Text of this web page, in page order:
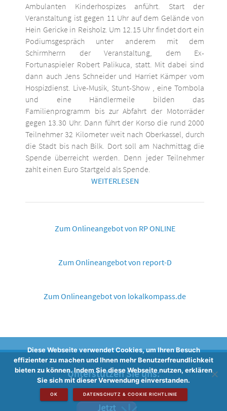
Ambulanten Kinderhospizes anführt. Start der
Veranstaltung ist gegen 11 Uhr auf dem Gelände von
Hein Gericke in Reisholz. Um 12.15 Uhr findet dort ein
Podiumsgespräch unter anderem mit dem
Schirmherrn der Veranstaltung, dem Ex-
Fortunaspieler Robert Palikuca, statt. Mit dabei sind
dann auch Jens Schneider und Harriet Kämper vom
Hospizdienst. Live-Musik, Stunt-Show , eine Tombola
und eine Händlermeile bilden das
Familienprogramm bis zur Abfahrt der Motorräder
gegen 13.30 Uhr. Dann führt der Korso die rund 2000
Teilnehmer 32 Kilometer weit nach Oberkassel, durch
die Stadt bis nach Bilk. Dort soll am Nachmittag die
Spende überreicht werden. Denn jeder Teilnehmer
zahlt einen Euro Startgeld als Spende.
WEITERLESEN
Zum Onlineangebot von RP ONLINE
Zum Onlineangebot von report-D
Zum Onlineangebot von lokalkompass.de
Unterstützen Sie uns:
Diese Webseite verwendet Cookies, um Ihren Besuch
effizienter zu machen und Ihnen mehr Benutzerfreundlichkeit
bieten zu können. Indem Sie diese Webseite nutzen, erklären
Sie sich mit dieser Verwendung einverstanden.
OK DATENSCHUTZ & COOKIE RICHTLINIE